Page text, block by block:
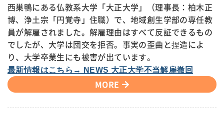
西巣鴨にある仏教系大学「大正大学」（理事長：柏木正
博、浄土宗「円覚寺」住職）で、地域創生学部の専任教
員が解雇されました。解雇理由はすべて反証できるもの
でしたが、大学は団交を拒否。事実の歪曲と捏造によ
り、大学卒業生にも被害が出ています。
最新情報はこちら→ NEWS 大正大学不当解雇撤回
MORE